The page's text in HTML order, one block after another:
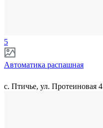
5
Автоматика распашная
с. Птичье, ул. Протеиновая 4